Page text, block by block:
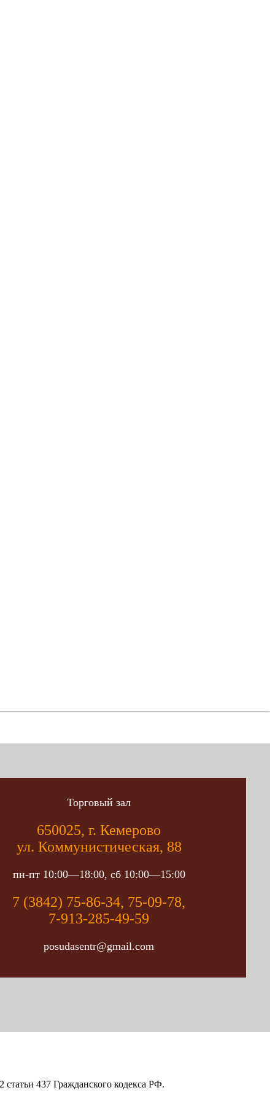
Торговый зал
650025, г. Кемерово
ул. Коммунистическая, 88
пн-пт 10:00—18:00, сб 10:00—15:00
7 (3842) 75-86-34, 75-09-78,
7-913-285-49-59
posudasentr@gmail.com
437 Гражданского кодекса РФ.